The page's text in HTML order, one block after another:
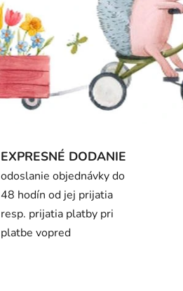
EXPRESNÉ DODANIE
odoslanie objednávky do
48 hodín od jej prijatia
resp. prijatia platby pri
platbe vopred